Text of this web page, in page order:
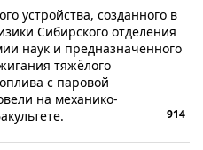
устройства, созданного в
Сибирского отделения
наук и предназначенного
тяжёлого
с паровой
на механико-
914